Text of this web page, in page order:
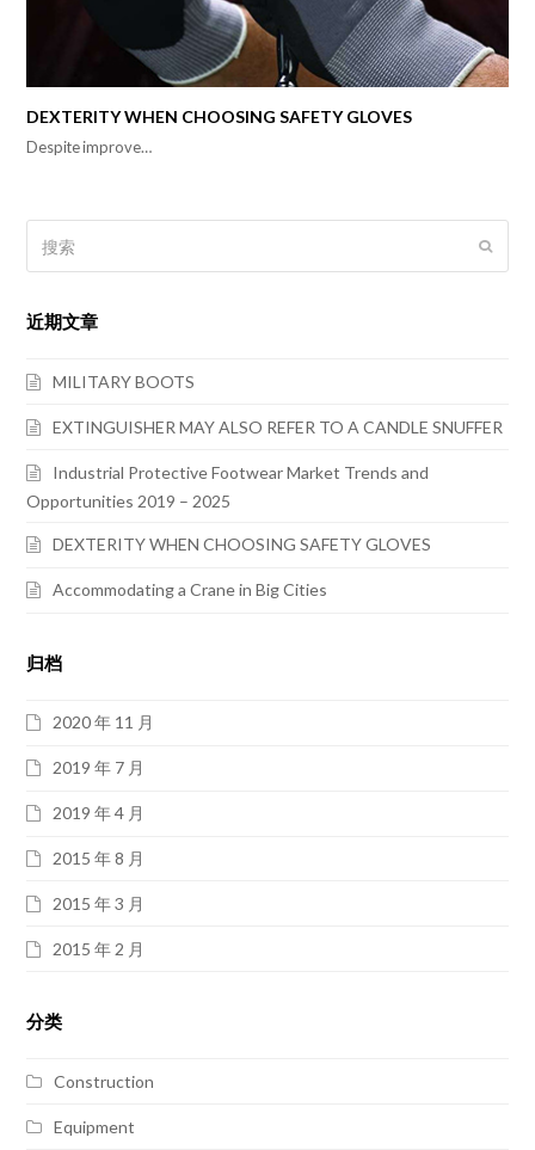
DEXTERITY WHEN CHOOSING SAFETY GLOVES
Despite improve…
提
交
近期文章
MILITARY BOOTS
EXTINGUISHER MAY ALSO REFER TO A CANDLE SNUFFER
Industrial Protective Footwear Market Trends and
Opportunities 2019 – 2025
DEXTERITY WHEN CHOOSING SAFETY GLOVES
Accommodating a Crane in Big Cities
归档
2020 年 11 月
2019 年 7 月
2019 年 4 月
2015 年 8 月
2015 年 3 月
2015 年 2 月
分类
Construction
Equipment